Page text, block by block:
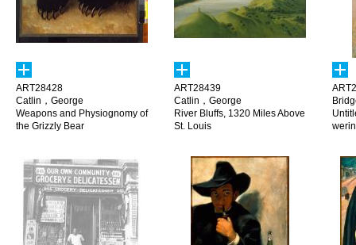
ART28428
Catlin，George
Weapons and Physiognomy of
the Grizzly Bear
ART28439
Catlin，George
River Bluffs, 1320 Miles Above
St. Louis